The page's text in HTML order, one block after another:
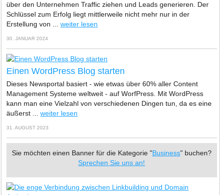
über den Unternehmen Traffic ziehen und Leads generieren. Der
Schlüssel zum Erfolg liegt mittlerweile nicht mehr nur in der
Erstellung von ...weiter lesen
30. JANUAR 2024
Einen WordPress Blog starten
Dieses Newsportal basiert - wie etwas über 60% aller Content
Management Systeme weltweit - auf WorfPress. Mit WordPress
kann man eine Vielzahl von verschiedenen Dingen tun, da es eine
äußerst ...weiter lesen
31. AUGUST 2023
Sie möchten einen Banner für die Kategorie "Business" buchen?
Sprechen Sie uns an!